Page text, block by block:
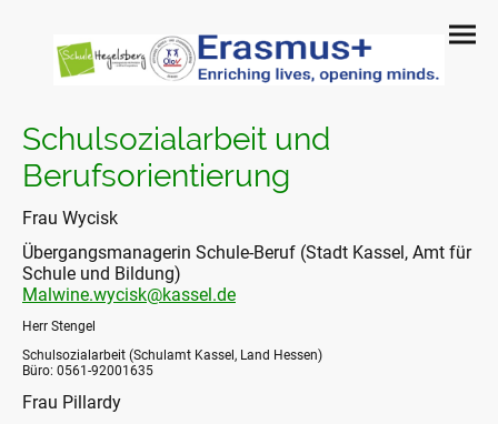
Schulsozialarbeit und
Berufsorientierung
Frau Wycisk
Übergangsmanagerin Schule-Beruf (Stadt Kassel, Amt für
Schule und Bildung)
Malwine.wycisk@kassel.de
Herr Stengel
Schulsozialarbeit (Schulamt Kassel, Land Hessen)
Büro: 0561-92001635
Frau Pillardy